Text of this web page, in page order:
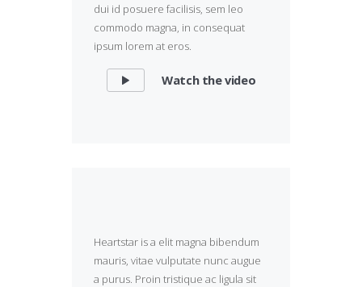
dui id posuere facilisis, sem leo
commodo magna, in consequat
ipsum lorem at eros.
Watch the video
Heartstar is a elit magna bibendum
mauris, vitae vulputate nunc augue
a purus. Proin tristique ac ligula sit